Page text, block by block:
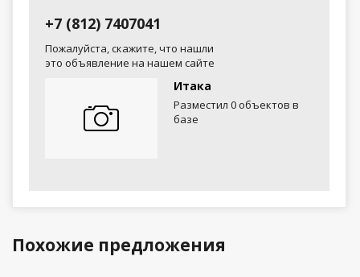
+7 (812) 7407041
Пожалуйста, скажите, что нашли
это объявление на нашем сайте
Итака
Разместил 0 объектов в
базе
Похожие предложения